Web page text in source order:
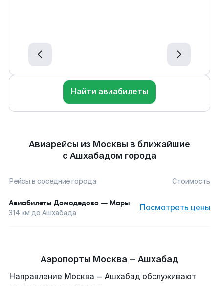
Найти авиабилеты
Авиарейсы из Москвы в ближайшие
с Ашхабадом города
Рейсы в соседние города Стоимость
Авиабилеты Домодедово — Мары
314 км до Ашхабада Посмотреть цены
Аэропорты Москва — Ашхабад
Направление Москва — Ашхабад обслуживают